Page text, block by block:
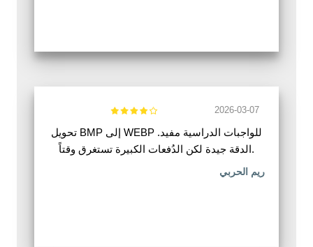
2026-03-07
تحويل BMP إلى WEBP للواجبات الدراسية مفيد.
الدقة جيدة لكن الدُفعات الكبيرة تستغرق وقتاً.
ريم الحربي